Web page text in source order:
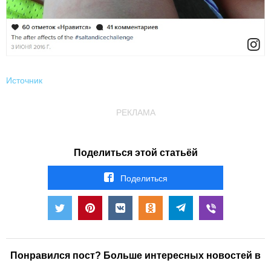
Источник
РЕКЛАМА
Поделиться этой статьёй
Поделиться
Понравился пост? Больше интересных новостей в